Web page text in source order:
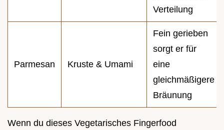
Verteilung
Parmesan Kruste & Umami
Fein gerieben
sorgt er für
eine
gleichmäßigere
Bräunung
Wenn du dieses Vegetarisches Fingerfood